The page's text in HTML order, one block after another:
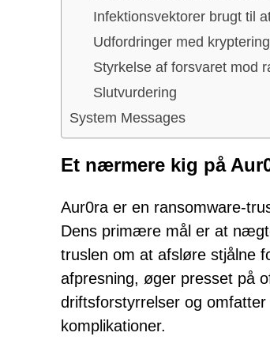
Infektionsvektorer brugt til
Udfordringer med
Styrkelse af forsvaret mod
Slutvurdering
System Messages
Et nærmere kig på
Aur0ra er en ransomware-
Dens primære mål er at
truslen om at afsløre stjålne
afpresning, øger presset på
driftsforstyrrelser og
komplikationer.